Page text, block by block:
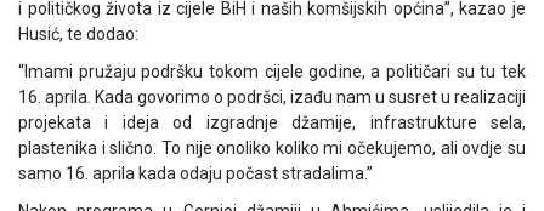
i političkog života iz cijele BiH i naših komšijskih općina”, kazao je
Husić, te dodao:
“Imami pružaju podršku tokom cijele godine, a političari su tu tek
16. aprila. Kada govorimo o podršci, izađu nam u susret u realizaciji
projekata i ideja od izgradnje džamije, infrastrukture sela,
plastenika i slično. To nije onoliko koliko mi očekujemo, ali ovdje su
samo 16. aprila kada odaju počast stradalima.”